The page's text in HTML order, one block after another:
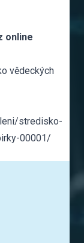
online
vědeckých
stredisko-
00001/